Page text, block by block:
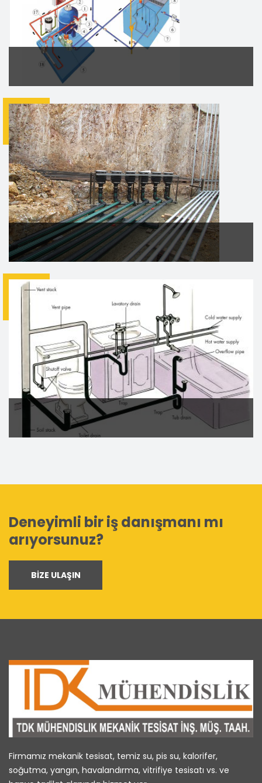
HAVUZ TESİSATI
İlk olarakhavuzun yapım
aşamasıve detaylarının mimari proje hali edinilir. Proje
çiziminde kullanıcının...
DEVAMI
ALTYAPI TESİSATI
Altyapı tesisat, su kaçağı, su
kaçağı bulma, su kaçağı tespiti, tıkanıklık açma, petek ...
Deneyimli bir iş danışmanı mı
arıyorsunuz?
BIZE ULAŞIN
Firmamız mekanik tesisat, temiz su, pis su, kalorifer,
soğutma, yangın, havalandırma, vitrifiye tesisatı vs. ve